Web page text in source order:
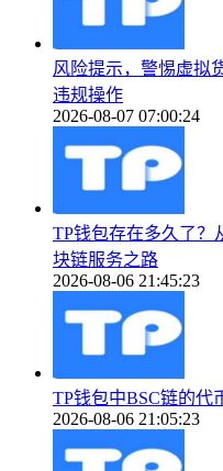
风险提示，警惕虚拟
违规操作
2026-08-07 07:00:24
TP钱包存在多久了？
块链服务之路
2026-08-06 21:45:23
TP钱包中BSC链的代
2026-08-06 21:05:23